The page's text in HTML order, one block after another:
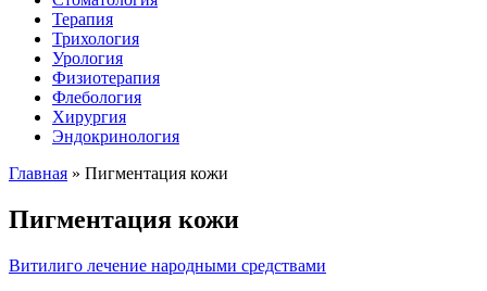
Терапия
Трихология
Урология
Физиотерапия
Флебология
Хирургия
Эндокринология
Главная » Пигментация кожи
Пигментация кожи
Витилиго лечение народными средствами